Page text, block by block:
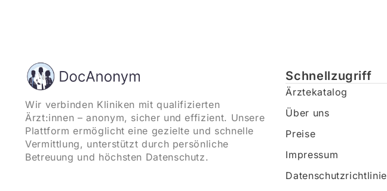
Wir verbinden Kliniken mit qualifizierten
Ärzt:innen – anonym, sicher und effizient. Unsere
Plattform ermöglicht eine gezielte und schnelle
Vermittlung, unterstützt durch persönliche
Betreuung und höchsten Datenschutz.
Schnellzugriff
Ärztekatalog
Über uns
Preise
Impressum
Datenschutzrichtlinie